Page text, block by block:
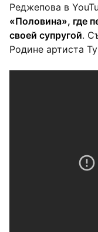
Реджепова в
«Половина», где
своей супругой.
Родине артиста